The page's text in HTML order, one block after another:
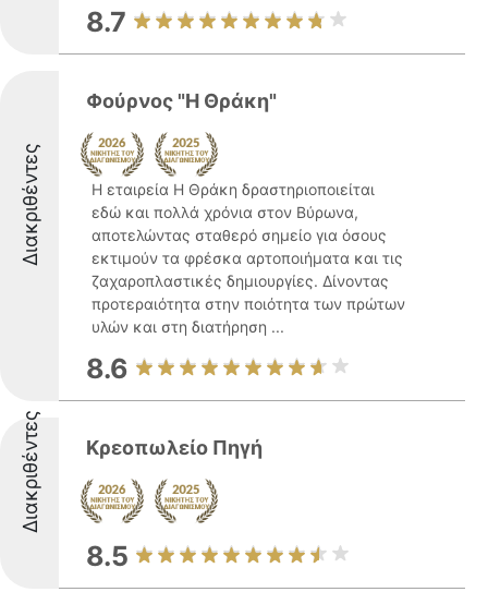
8.7
Διακριθέντες
Φούρνος "Η Θράκη"
Η εταιρεία Η Θράκη δραστηριοποιείται
εδώ και πολλά χρόνια στον Βύρωνα,
αποτελώντας σταθερό σημείο για όσους
εκτιμούν τα φρέσκα αρτοποιήματα και τις
ζαχαροπλαστικές δημιουργίες. Δίνοντας
προτεραιότητα στην ποιότητα των πρώτων
υλών και στη διατήρηση ...
8.6
Διακριθέντες Κρεοπωλείο Πηγή
8.5